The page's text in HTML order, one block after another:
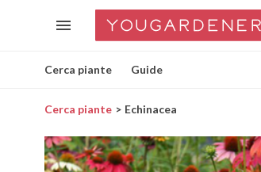
Cerca piante Guide
Cerca piante Echinacea